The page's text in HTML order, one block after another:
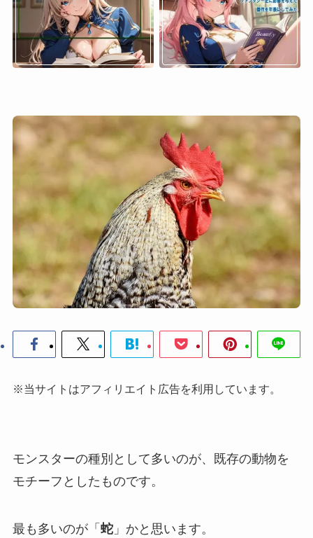
※当サイトはアフィリエイト広告を利用しています。
モンスターの種別として多いのが、既存の動物を
モチーフとしたものです。
最も多いのが「 蛇」かと思います。